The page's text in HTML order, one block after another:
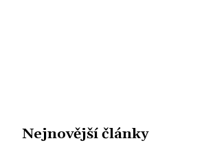
Nejnovější články